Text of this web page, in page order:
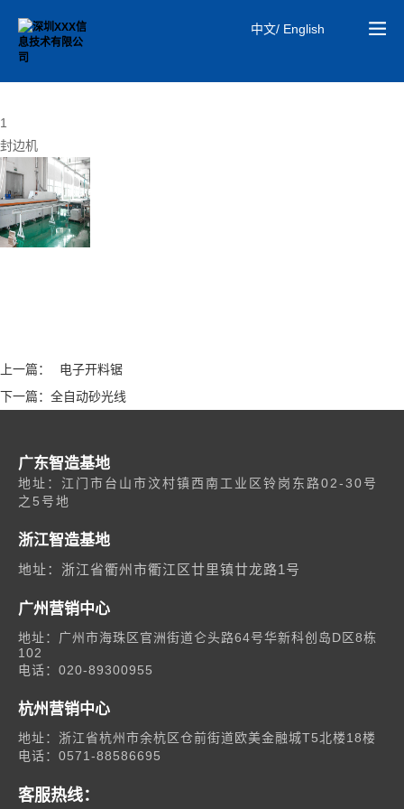
中文/ English
研发实力
1
封边机
上一篇：
电子开料锯
下一篇： 全自动砂光线
广东智造基地
地址：江门市台山市汶村镇西南工业区铃岗东路02-30号
之5号地
浙江智造基地
地址：浙江省衢州市衢江区廿里镇廿龙路1号
广州营销中心
地址：广州市海珠区官洲街道仑头路64号华新科创岛D区8栋
102
电话：020-89300955
杭州营销中心
地址：浙江省杭州市余杭区仓前街道欧美金融城T5北楼18楼
电话：0571-88586695
客服热线：